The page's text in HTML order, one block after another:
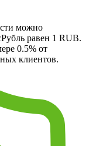
можно
равен 1 RUB.
0.5% от
клиентов.